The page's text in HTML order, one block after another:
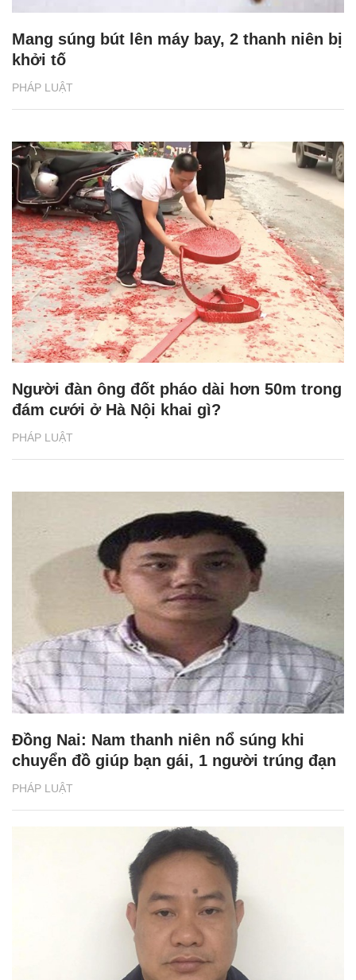
PHÁP LUẬT
Mang súng bút lên máy bay, 2 thanh niên bị
khởi tố
PHÁP LUẬT
Người đàn ông đốt pháo dài hơn 50m trong
đám cưới ở Hà Nội khai gì?
PHÁP LUẬT
Đồng Nai: Nam thanh niên nổ súng khi
chuyển đồ giúp bạn gái, 1 người trúng đạn